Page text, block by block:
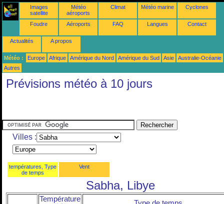
Images
satellite
Météo
aéroports
Climat Météo marine Cyclones
Foudre Aéroports FAQ Langues Contact
Actualités A propos
Météo : Europe Afrique Amérique du Nord Amérique du Sud Asie
Australie-Océanie
Autres
Prévisions météo à 10 jours
Villes :
températures, Type
de temps
Vent
Sabha, Libye
Température